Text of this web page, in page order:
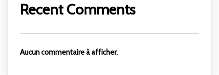
Recent Comments
Aucun commentaire à afficher.